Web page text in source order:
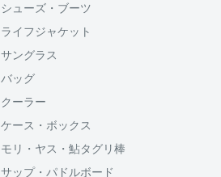
シューズ・ブーツ
ライフジャケット
サングラス
バッグ
クーラー
ケース・ボックス
モリ・ヤス・鮎タグリ棒
サップ・パドルボード